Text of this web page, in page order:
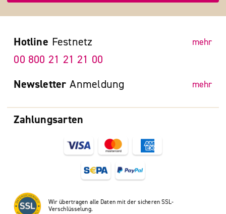
Zahlungsarten
Wir übertragen alle Daten mit der sicheren SSL-
Verschlüsselung.
Hotline Festnetz mehr
00 800 21 21 21 00
Newsletter Anmeldung mehr